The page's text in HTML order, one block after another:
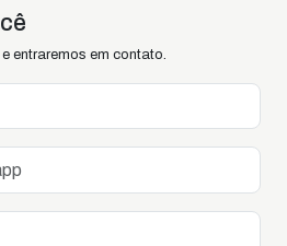
entraremos em contato.